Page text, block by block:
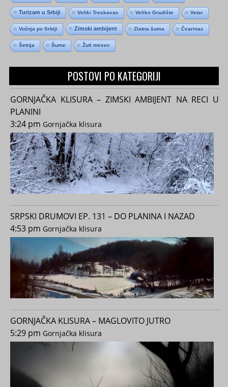
Turizam u Srbiji Veliki Treskavac Veliko Gradište Vetar
Vožnja po Srbiji Zimski ambijent Zlatna šuma Čvarinac
Šetnja Šume Žuti mesec
POSTOVI PO KATEGORIJI
GORNJAČKA KLISURA – ZIMSKI AMBIJENT NA RECI U
PLANINI
3:24 pm Gornjačka klisura
SRPSKI DRUMOVI EP. 131 – DO PLANINA I NAZAD
4:53 pm Gornjačka klisura
GORNJAČKA KLISURA – MAGLOVITO JUTRO
5:29 pm Gornjačka klisura